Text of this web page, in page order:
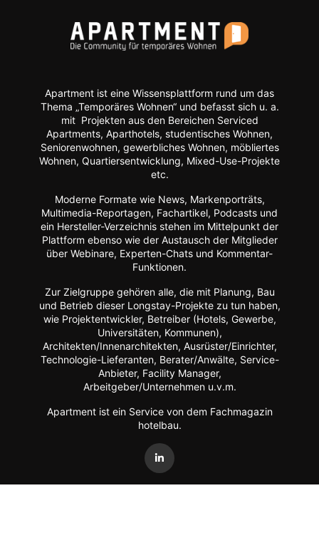
Apartment ist eine Wissensplattform rund um das
Thema „Temporäres Wohnen“ und befasst sich u. a.
mit Projekten aus den Bereichen Serviced
Apartments, Aparthotels, studentisches Wohnen,
Seniorenwohnen, gewerbliches Wohnen, möbliertes
Wohnen, Quartiersentwicklung, Mixed-Use-Projekte
etc.
Moderne Formate wie News, Markenporträts,
Multimedia-Reportagen, Fachartikel, Podcasts und
ein Hersteller-Verzeichnis stehen im Mittelpunkt der
Plattform ebenso wie der Austausch der Mitglieder
über Webinare, Experten-Chats und Kommentar-
Funktionen.
Zur Zielgruppe gehören alle, die mit Planung, Bau
und Betrieb dieser Longstay-Projekte zu tun haben,
wie Projektentwickler, Betreiber (Hotels, Gewerbe,
Universitäten, Kommunen),
Architekten/Innenarchitekten, Ausrüster/Einrichter,
Technologie-Lieferanten, Berater/Anwälte, Service-
Anbieter, Facility Manager,
Arbeitgeber/Unternehmen u.v.m.
Apartment ist ein Service von dem Fachmagazin
hotelbau.